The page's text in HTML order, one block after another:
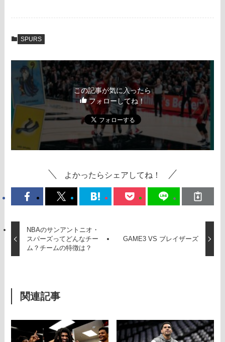
SPURS
この記事が気に入ったら
フォローしてね！
よかったらシェアしてね！
NBAのサンアントニオ・
スパーズってどんなチー
ム？チームの特徴は？
GAME3 VS ブレイザーズ
関連記事